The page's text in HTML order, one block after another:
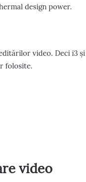
design power.
video. Deci i3 și
folosite.
video